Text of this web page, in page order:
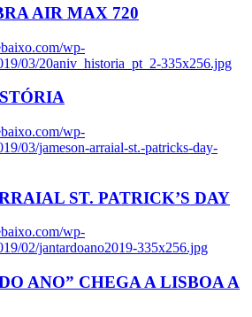
AIR MAX 720
wp-
03/20aniv_historia_pt_2-335x256.jpg
wp-
03/jameson-arraial-st.-patricks-day-
ST. PATRICK’S DAY
wp-
02/jantardoano2019-335x256.jpg
ANO” CHEGA A LISBOA A